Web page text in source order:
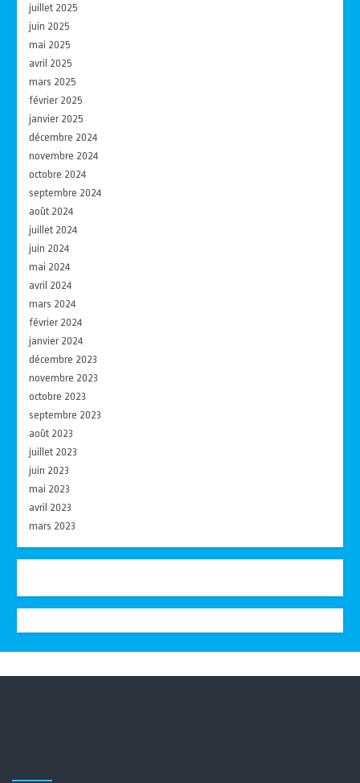
juillet 2025
juin 2025
mai 2025
avril 2025
mars 2025
février 2025
janvier 2025
décembre 2024
novembre 2024
octobre 2024
septembre 2024
août 2024
juillet 2024
juin 2024
mai 2024
avril 2024
mars 2024
février 2024
janvier 2024
décembre 2023
novembre 2023
octobre 2023
septembre 2023
août 2023
juillet 2023
juin 2023
mai 2023
avril 2023
mars 2023